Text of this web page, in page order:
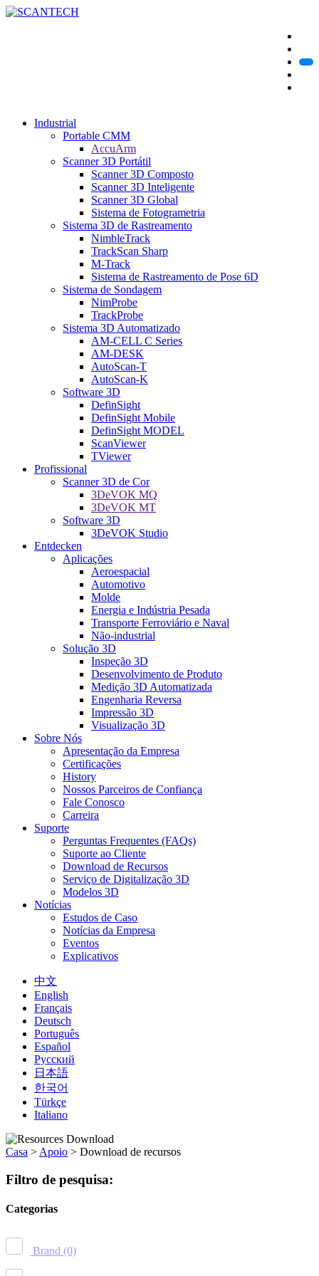
Industrial
Portable CMM
AccuArm
Scanner 3D Portátil
Scanner 3D Composto
Scanner 3D Inteligente
Scanner 3D Global
Sistema de Fotogrametria
Sistema 3D de Rastreamento
NimbleTrack
TrackScan Sharp
M-Track
Sistema de Rastreamento de Pose 6D
Sistema de Sondagem
NimProbe
TrackProbe
Sistema 3D Automatizado
AM-CELL C Series
AM-DESK
AutoScan-T
AutoScan-K
Software 3D
DefinSight
DefinSight Mobile
DefinSight MODEL
ScanViewer
TViewer
Profissional
Scanner 3D de Cor
3DeVOK MQ
3DeVOK MT
Software 3D
3DeVOK Studio
Entdecken
Aplicações
Aeroespacial
Automotivo
Molde
Energia e Indústria Pesada
Transporte Ferroviário e Naval
Não-industrial
Solução 3D
Inspeção 3D
Desenvolvimento de Produto
Medição 3D Automatizada
Engenharia Reversa
Impressão 3D
Visualização 3D
Sobre Nós
Apresentação da Empresa
Certificações
History
Nossos Parceiros de Confiança
Fale Conosco
Carreira
Suporte
Perguntas Frequentes (FAQs)
Suporte ao Cliente
Download de Recursos
Serviço de Digitalização 3D
Modelos 3D
Notícias
Estudos de Caso
Notícias da Empresa
Eventos
Explicativos
中文
English
Français
Deutsch
Português
Español
Русский
日本語
한국어
Türkçe
Italiano
Casa > Apoio > Download de recursos
Filtro de pesquisa:
Categorias
Brand (0)